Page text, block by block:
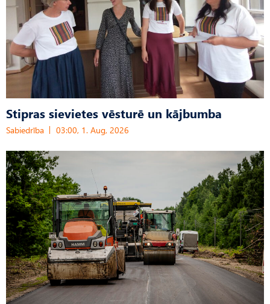
Stipras sievietes vēsturē un kājbumba
Sabiedrība 03:00, 1. Aug, 2026